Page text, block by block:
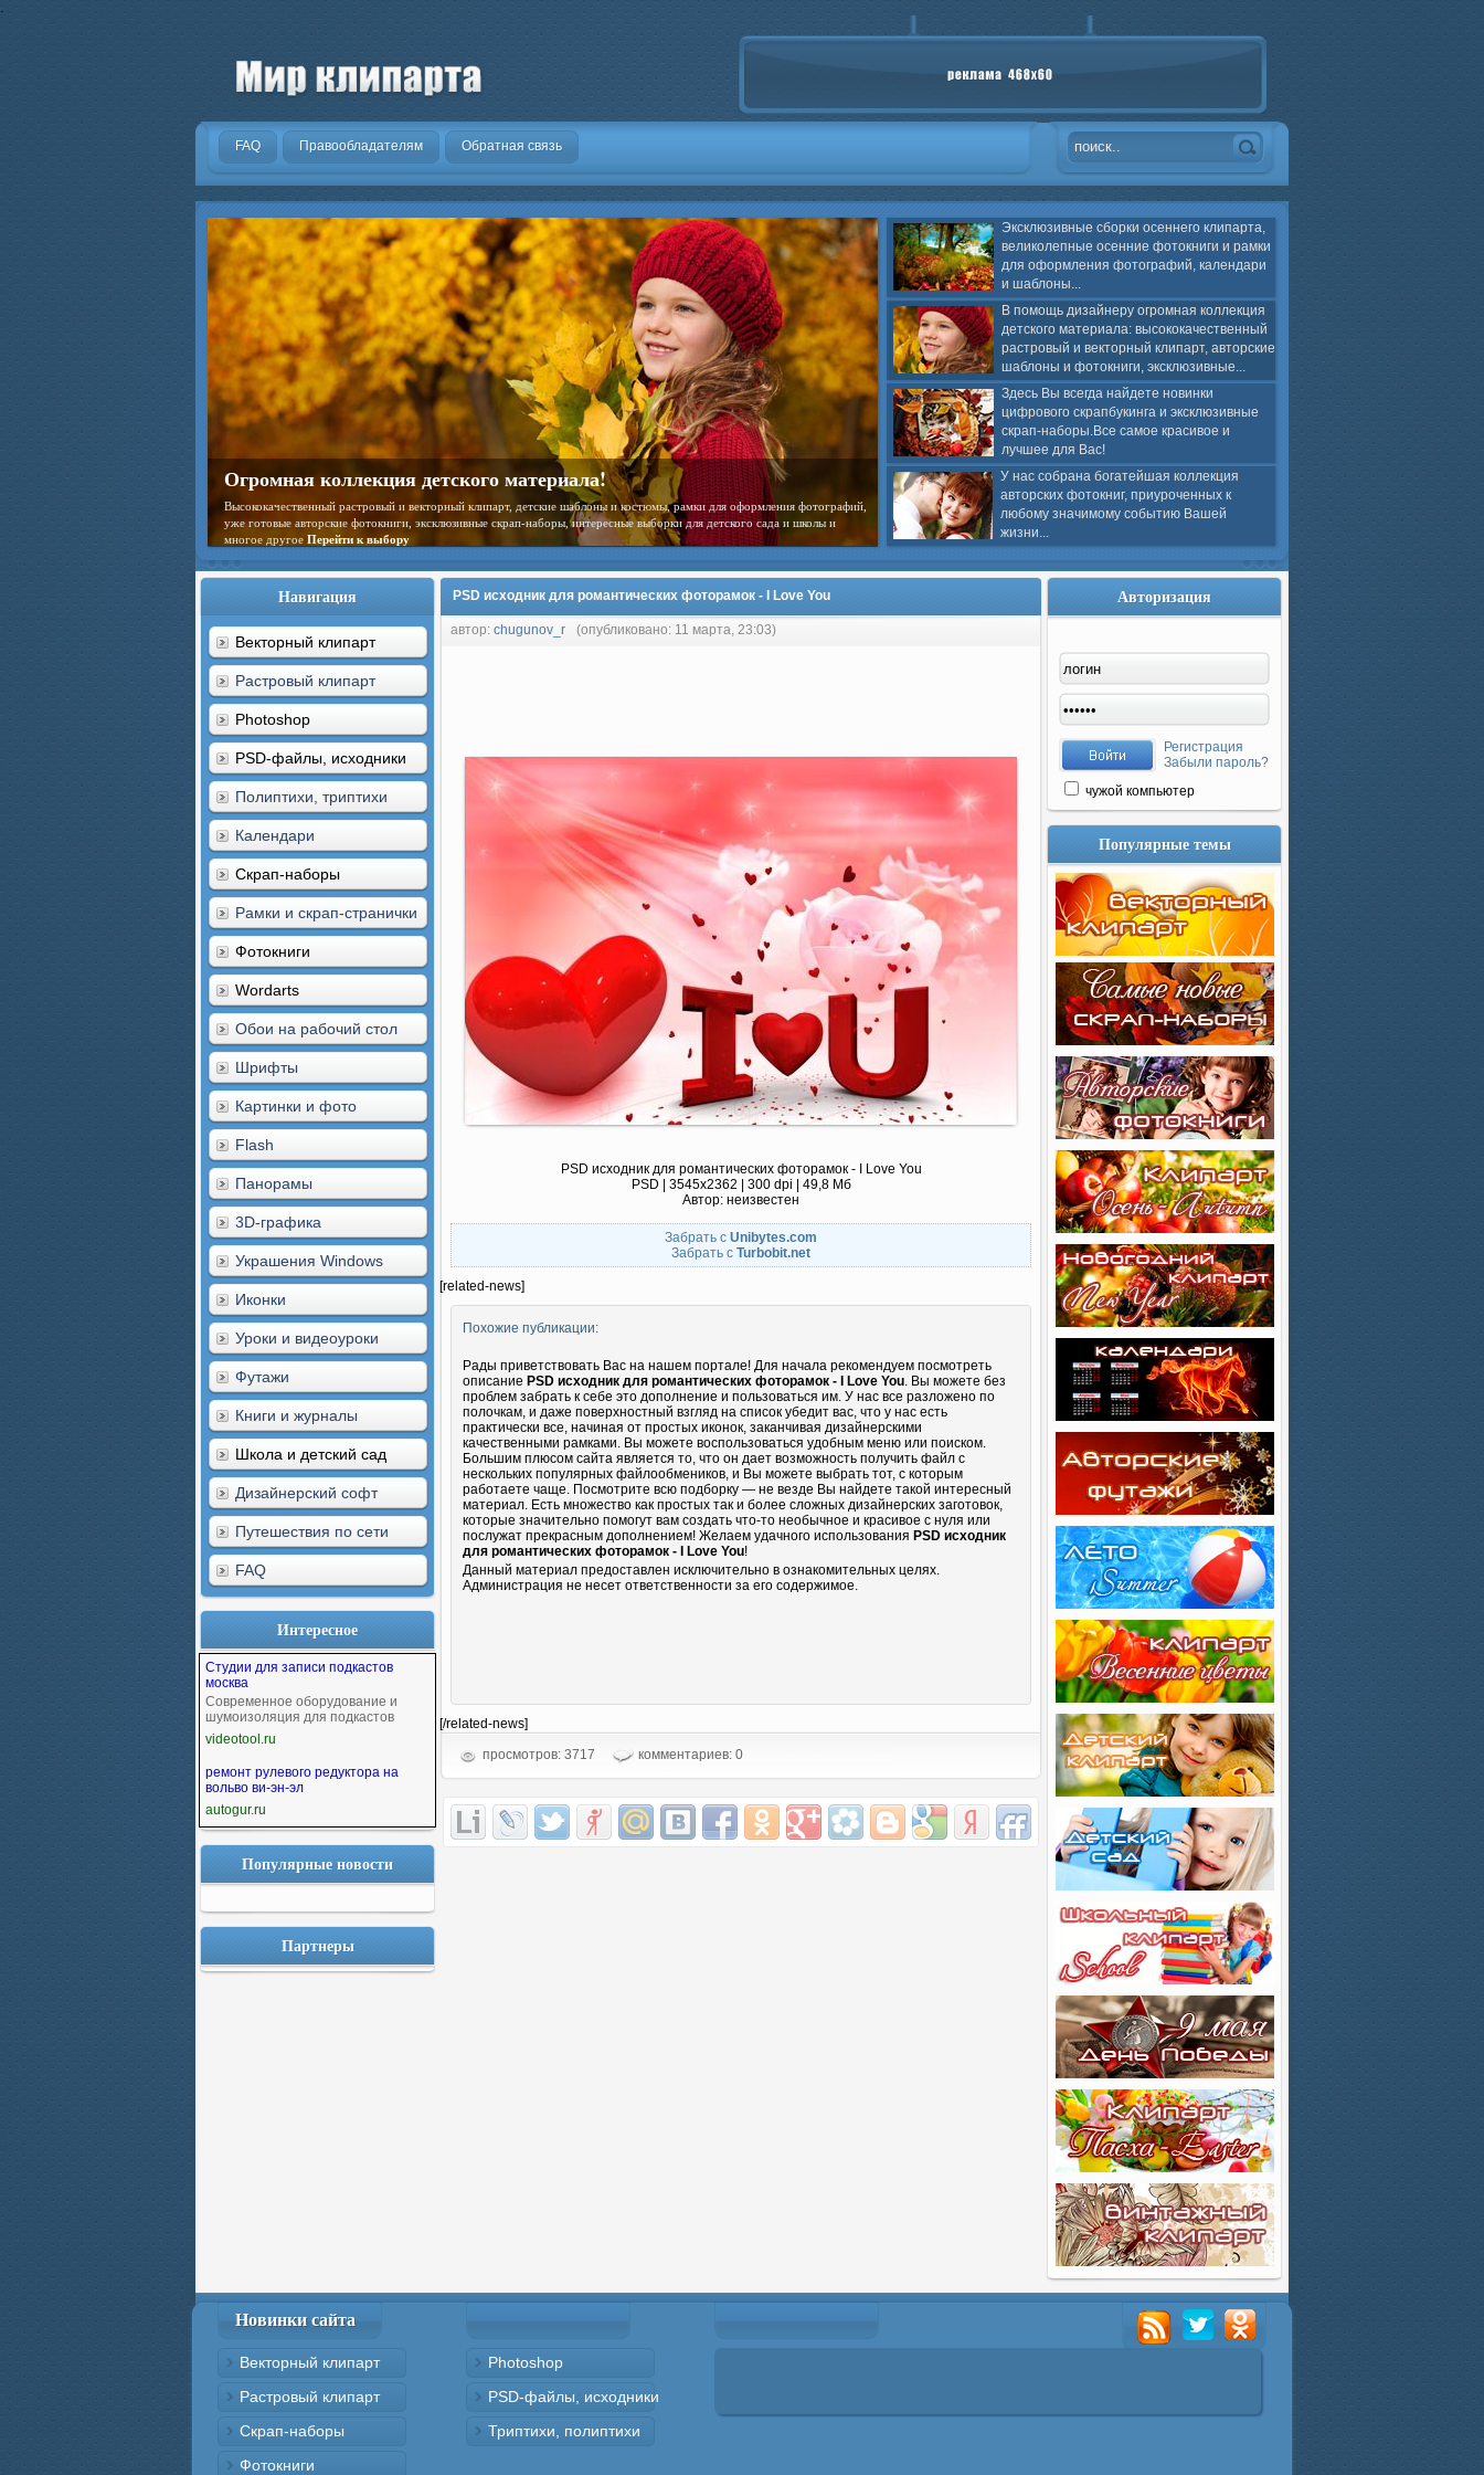
.
FAQ Правообладателям Обратная связь
Эксклюзивные сборки осеннего клипарта,
великолепные осенние фотокниги и рамки
для оформления фотографий, календари
и шаблоны...
В помощь дизайнеру огромная коллекция
детского материала: высококачественный
растровый и векторный клипарт, авторские
шаблоны и фотокниги, эксклюзивные...
Здесь Вы всегда найдете новинки
цифрового скрапбукинга и эксклюзивные
скрап-наборы.Все самое красивое и
лучшее для Вас!
У нас собрана богатейшая коллекция
авторских фотокниг, приуроченных к
любому значимому событию Вашей
жизни...
Огромная коллекция детского материала!
Высококачественный растровый и векторный клипарт, детские шаблоны и костюмы, рамки для оформления фотографий,
уже готовые авторские фотокниги, эксклюзивные скрап-наборы, интересные выборки для детского сада и школы и
многое другое Перейти к выбору
Навигация
Векторный клипарт
Растровый клипарт
Photoshop
PSD-файлы, исходники
Полиптихи, триптихи
Календари
Скрап-наборы
Рамки и скрап-странички
Фотокниги
Wordarts
Обои на рабочий стол
Шрифты
Картинки и фото
Flash
Панорамы
3D-графика
Украшения Windows
Иконки
Уроки и видеоуроки
Футажи
Книги и журналы
Школа и детский сад
Дизайнерский софт
Путешествия по сети
FAQ
Интересное
Студии для записи подкастов
москва
Современное оборудование и
шумоизоляция для подкастов
videotool.ru
ремонт рулевого редуктора на
вольво ви-эн-эл
autogur.ru
Популярные новости
Партнеры
PSD исходник для романтических фоторамок - I Love You
автор: chugunov_r (опубликовано: 11 марта, 23:03)
PSD исходник для романтических фоторамок - I Love You
PSD | 3545x2362 | 300 dpi | 49,8 Мб
Автор: неизвестен
Забрать с Unibytes.com
Забрать с Turbobit.net
[related-news]
Похожие публикации:
Рады приветствовать Вас на нашем портале! Для начала рекомендуем посмотреть
описание PSD исходник для романтических фоторамок - I Love You. Вы можете без
проблем забрать к себе это дополнение и пользоваться им. У нас все разложено по
полочкам, и даже поверхностный взгляд на список убедит вас, что у нас есть
практически все, начиная от простых иконок, заканчивая дизайнерскими
качественными рамками. Вы можете воспользоваться удобным меню или поиском.
Большим плюсом сайта является то, что он дает возможность получить файл с
нескольких популярных файлообмеников, и Вы можете выбрать тот, с которым
работаете чаще. Посмотрите всю подборку — не везде Вы найдете такой интересный
материал. Есть множество как простых так и более сложных дизайнерских заготовок,
которые значительно помогут вам создать что-то необычное и красивое с нуля или
послужат прекрасным дополнением! Желаем удачного использования PSD исходник
для романтических фоторамок - I Love You!
Данный материал предоставлен исключительно в ознакомительных целях.
Администрация не несет ответственности за его содержимое.
[/related-news]
просмотров: 3717
комментариев: 0
Авторизация
Регистрация
Забыли пароль?
чужой компьютер
Популярные темы
Новинки сайта
Векторный клипарт
Растровый клипарт
Скрап-наборы
Фотокниги
Photoshop
PSD-файлы, исходники
Триптихи, полиптихи